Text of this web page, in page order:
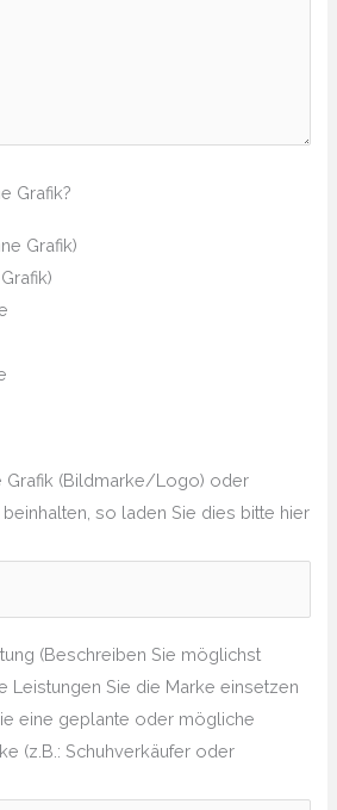
Grafik?
Grafik)
Grafik (Bildmarke/Logo) oder
so laden Sie dies bitte hier
(Beschreiben Sie möglichst
Leistungen Sie die Marke einsetzen
eine geplante oder mögliche
(z.B.: Schuhverkäufer oder